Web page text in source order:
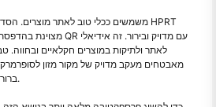
לאתר ולתיקות במוצרים חקלאיים ובחווה.
מאבטחים מעקב מדויק של מקור מזון
ברורות לכל המסע מהחווה לשולחן.